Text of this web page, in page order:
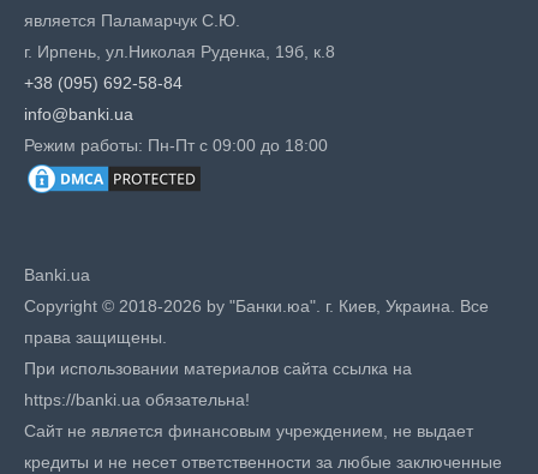
является Паламарчук С.Ю.
г. Ирпень, ул.Николая Руденка, 19б, к.8
+38 (095) 692-58-84
info@banki.ua
Режим работы: Пн-Пт с 09:00 до 18:00
Banki.ua
Copyright © 2018-2026 by "Банки.юа". г. Киев, Украина. Все
права защищены.
При использовании материалов сайта ссылка на
https://banki.ua обязательна!
Сайт не является финансовым учреждением, не выдает
кредиты и не несет ответственности за любые заключенные